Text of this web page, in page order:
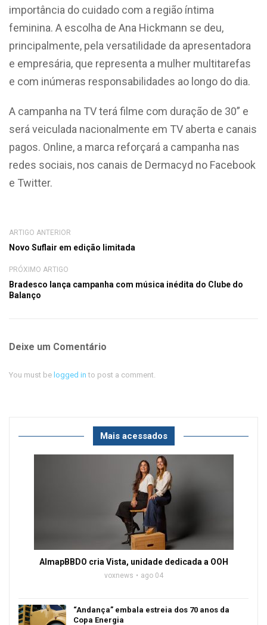
importância do cuidado com a região íntima
feminina. A escolha de Ana Hickmann se deu,
principalmente, pela versatilidade da apresentadora
e empresária, que representa a mulher multitarefas
e com inúmeras responsabilidades ao longo do dia.
A campanha na TV terá filme com duração de 30” e
será veiculada nacionalmente em TV aberta e canais
pagos. Online, a marca reforçará a campanha nas
redes sociais, nos canais de Dermacyd no Facebook
e Twitter.
ARTIGO ANTERIOR
Novo Suflair em edição limitada
PRÓXIMO ARTIGO
Bradesco lança campanha com música inédita do Clube do
Balanço
Deixe um Comentário
You must be logged in to post a comment.
Mais acessados
AlmapBBDO cria Vista, unidade dedicada a OOH
voxnews ago 04
“Andança” embala estreia dos 70 anos da
Copa Energia